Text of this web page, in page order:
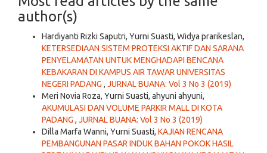
author(s)
Hardiyanti Rizki Saputri, Yurni Suasti, Widya prarikeslan,
KETERSEDIAAN SISTEM PROTEKSI AKTIF DAN SARANA
PENYELAMATAN UNTUK MENGHADAPI BENCANA
KEBAKARAN DI KAMPUS AIR TAWAR UNIVERSITAS
NEGERI PADANG , JURNAL BUANA: Vol 3 No 3 (2019)
Meri Novia Roza, Yurni Suasti, ahyuni ahyuni,
AKUMULASI DAN VOLUME PARKIR MALL DI KOTA
PADANG , JURNAL BUANA: Vol 3 No 3 (2019)
Dilla Marfa Wanni, Yurni Suasti, KAJIAN RENCANA
PEMBANGUNAN PASAR INDUK BAHAN POKOK HASIL